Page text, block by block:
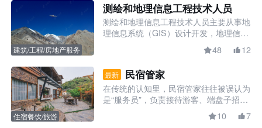
织，设置生产管理系统等；②生产计划。
即编制生产计划、生产技术准备计划和生
产作业计划等；③生产控制工作。即控制
生产进度、生产库存、生产质量和生产成
本等内容；④保证纳期交付正常。根据生
产计划安排，保证客户产品交付正常。
建筑/工程/房地产服务
测绘和地理信息工程技术人员
测绘和地理信息工程技术人员主要从事地
理信息系统（GIS）设计开发， 地理信息
数据库采集与集成、建库与管理、分析与
应用、分发与服务等的专业人员。他们 利
用摄影机或遥感器获取目标物的影像及相
应电磁波信息并进行分析和处理，揭示其
几何、物理特性，以确定表达目标物的形
状、大小、空间位置、性质及其变化规
48 12
住宿餐饮/旅游
最新 民宿管家
在传统的认知里，民宿管家往往被误认为
是“服务员”，负责接待游客、端盘子招呼
客人、打扫卫生等。可随着市场规模的扩
大和行业的规范化，一个合格的民宿管家
10 7